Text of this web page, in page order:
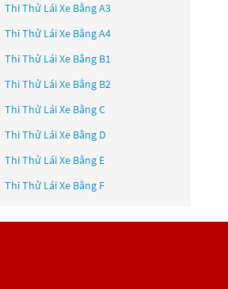
Thi Thử Lái Xe Bằng A3
Thi Thử Lái Xe Bằng A4
Thi Thử Lái Xe Bằng B1
Thi Thử Lái Xe Bằng B2
Thi Thử Lái Xe Bằng C
Thi Thử Lái Xe Bằng D
Thi Thử Lái Xe Bằng E
Thi Thử Lái Xe Bằng F